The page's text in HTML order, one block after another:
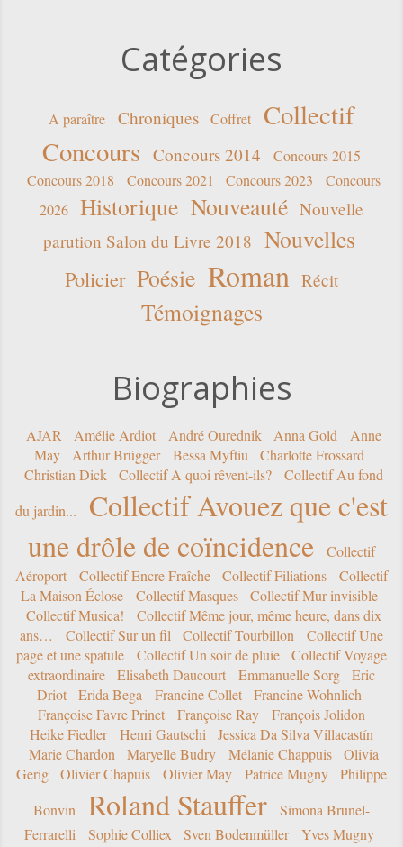
Catégories
A paraître Chroniques Coffret
Collectif
Concours Concours 2014
Concours 2015
Concours 2018
Concours 2021 Concours 2023
Concours
2026
Historique Nouveauté Nouvelle
parution Salon du Livre 2018 Nouvelles
Policier Poésie Roman Récit
Témoignages
Biographies
AJAR Amélie Ardiot André Ourednik Anna Gold
Anne
May
Arthur Brügger Bessa Myftiu
Charlotte Frossard
Christian Dick
Collectif A quoi rêvent-ils?
Collectif Au fond
du jardin...
Collectif Avouez que c'est
une drôle de coïncidence
Collectif
Aéroport
Collectif Encre Fraîche Collectif Filiations
Collectif
La Maison Éclose
Collectif Masques
Collectif Mur invisible
Collectif Musica!
Collectif Même jour, même heure, dans dix
ans…
Collectif Sur un fil Collectif Tourbillon
Collectif Une
page et une spatule
Collectif Un soir de pluie
Collectif Voyage
extraordinaire
Elisabeth Daucourt Emmanuelle Sorg
Eric
Driot
Erida Bega Francine Collet
Francine Wohnlich
Françoise Favre Prinet
Françoise Ray
François Jolidon
Heike Fiedler
Henri Gautschi
Jessica Da Silva Villacastín
Marie Chardon
Maryelle Budry Mélanie Chappuis
Olivia
Gerig
Olivier Chapuis Olivier May Patrice Mugny
Philippe
Bonvin
Roland Stauffer
Simona Brunel-
Ferrarelli
Sophie Colliex Sven Bodenmüller Yves Mugny